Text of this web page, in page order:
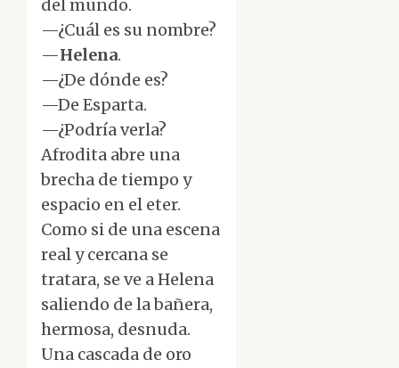
del mundo.
—¿Cuál es su nombre?
—Helena.
—¿De dónde es?
—De Esparta.
—¿Podría verla?
Afrodita abre una
brecha de tiempo y
espacio en el eter.
Como si de una escena
real y cercana se
tratara, se ve a Helena
saliendo de la bañera,
hermosa, desnuda.
Una cascada de oro